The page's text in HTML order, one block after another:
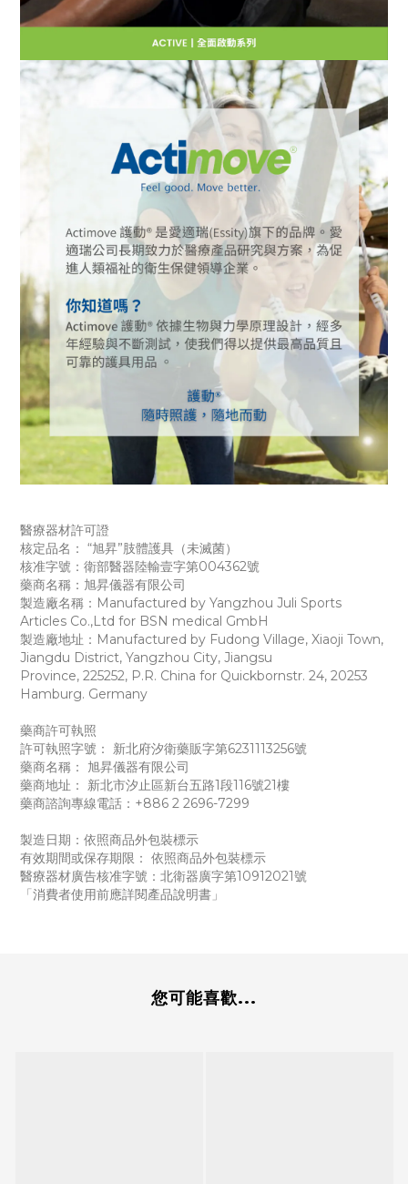
醫療器材許可證
核定品名： “旭昇”肢體護具（未滅菌）
核准字號：衛部醫器陸輸壹字第004362號
藥商名稱：旭昇儀器有限公司
製造廠名稱：Manufactured by Yangzhou Juli Sports
Articles Co.,Ltd for BSN medical GmbH
製造廠地址：Manufactured by Fudong Village, Xiaoji Town,
Jiangdu District, Yangzhou City, Jiangsu
Province, 225252, P.R. China for Quickbornstr. 24, 20253
Hamburg. Germany
藥商許可執照
許可執照字號： 新北府汐衛藥販字第6231113256號
藥商名稱： 旭昇儀器有限公司
藥商地址： 新北市汐止區新台五路1段116號21樓
藥商諮詢專線電話：+886 2 2696-7299
製造日期：依照商品外包裝標示
有效期間或保存期限： 依照商品外包裝標示
醫療器材廣告核准字號：北衛器廣字第10912021號
「消費者使用前應詳閱產品說明書」
您可能喜歡...